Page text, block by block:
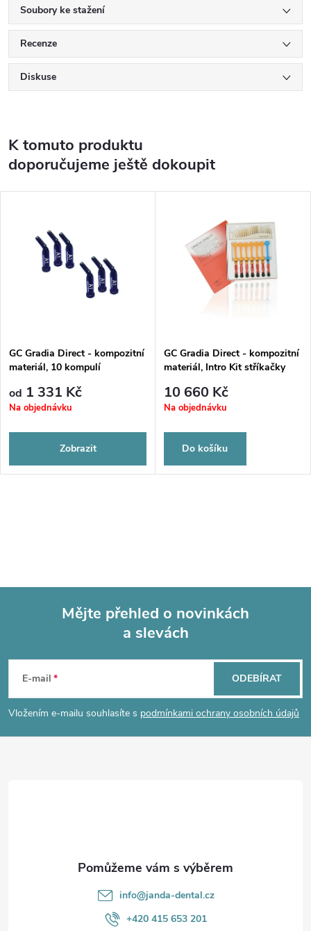
Soubory ke stažení
Recenze
Diskuse
K tomuto produktu
doporučujeme ještě dokoupit
GC Gradia Direct - kompozitní
materiál, 10 kompulí
od 1 331 Kč
Na objednávku
Zobrazit
GC Gradia Direct - kompozitní
materiál, Intro Kit stříkačky
10 660 Kč
Na objednávku
Do košíku
p
Mějte přehled o novinkách
a slevách
E-mail
Vložením e-mailu souhlasíte s podmínkami ochrany osobních údajů
ODEBÍRAT
info@janda-dental.cz
+420 415 653 201